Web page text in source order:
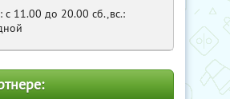
с 11.00 до 20.00 сб.,вс.: